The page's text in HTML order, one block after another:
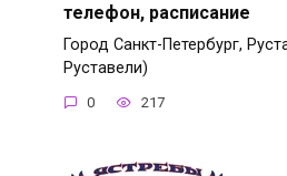
телефон, расписание
Город Санкт-Петербург,
Руставели)
0 217